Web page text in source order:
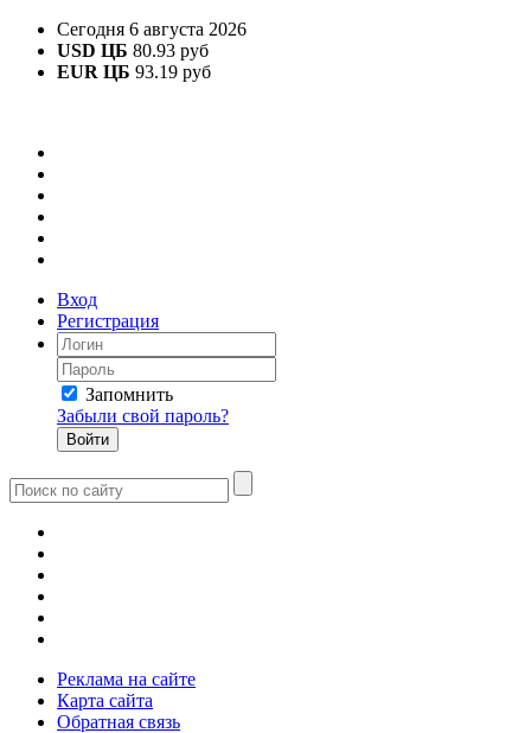
Сегодня 6 августа 2026
USD ЦБ 80.93 руб
EUR ЦБ 93.19 руб
Вход
Регистрация
Запомнить
Забыли свой пароль?
Реклама на сайте
Карта сайта
Обратная связь